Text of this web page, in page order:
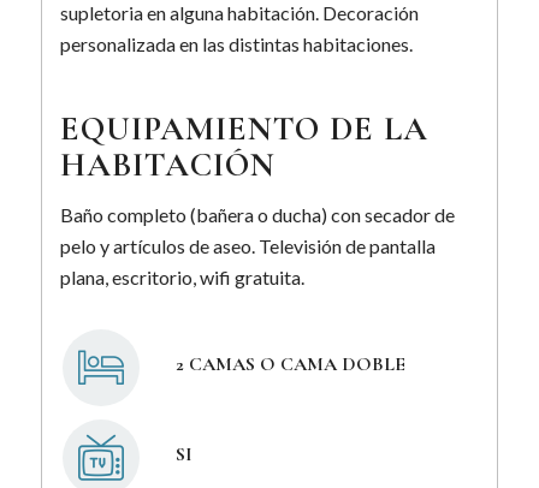
supletoria en alguna habitación. Decoración
personalizada en las distintas habitaciones.
EQUIPAMIENTO DE LA
HABITACIÓN
Baño completo (bañera o ducha) con secador de
pelo y artículos de aseo. Televisión de pantalla
plana, escritorio, wifi gratuita.
2 CAMAS O CAMA DOBLE
SI